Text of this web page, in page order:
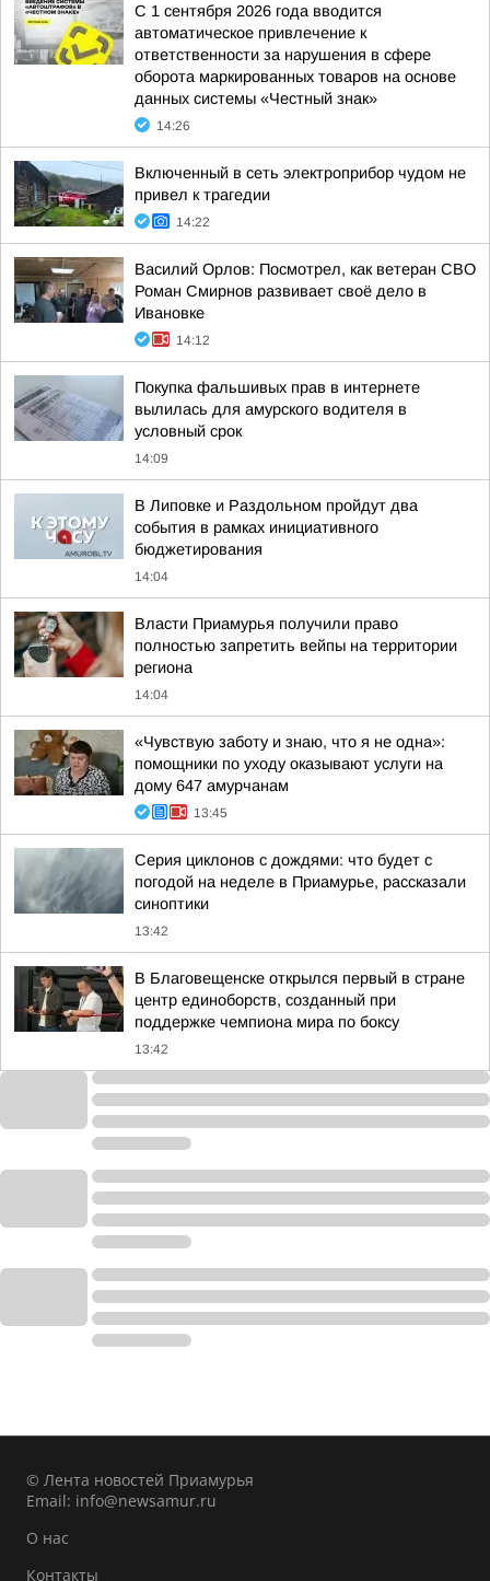
С 1 сентября 2026 года вводится
автоматическое привлечение к
ответственности за нарушения в сфере
оборота маркированных товаров на основе
данных системы «Честный знак»
14:26
Включенный в сеть электроприбор чудом не
привел к трагедии
14:22
Василий Орлов: Посмотрел, как ветеран СВО
Роман Смирнов развивает своё дело в
Ивановке
14:12
Покупка фальшивых прав в интернете
вылилась для амурского водителя в
условный срок
14:09
В Липовке и Раздольном пройдут два
события в рамках инициативного
бюджетирования
14:04
Власти Приамурья получили право
полностью запретить вейпы на территории
региона
14:04
«Чувствую заботу и знаю, что я не одна»:
помощники по уходу оказывают услуги на
дому 647 амурчанам
13:45
Серия циклонов с дождями: что будет с
погодой на неделе в Приамурье, рассказали
синоптики
13:42
В Благовещенске открылся первый в стране
центр единоборств, созданный при
поддержке чемпиона мира по боксу
13:42
© Лента новостей Приамурья
Email: info@newsamur.ru
О нас
Контакты